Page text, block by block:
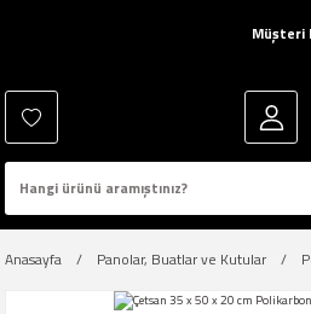
Müşteri
Anasayfa Panolar, Buatlar ve Kutular